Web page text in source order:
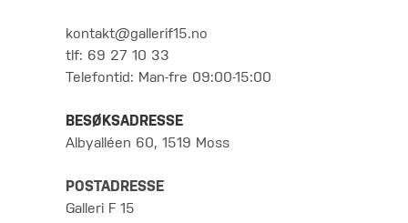
kontakt@gallerif15.no
tlf: 69 27 10 33
Telefontid: Man-fre 09:00-15:00
BESØKSADRESSE
Albyalléen 60, 1519 Moss
POSTADRESSE
Galleri F 15